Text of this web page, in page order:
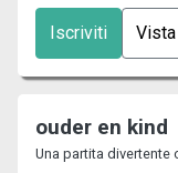
Iscriviti Vista
ouder en kind
Una partita divertente